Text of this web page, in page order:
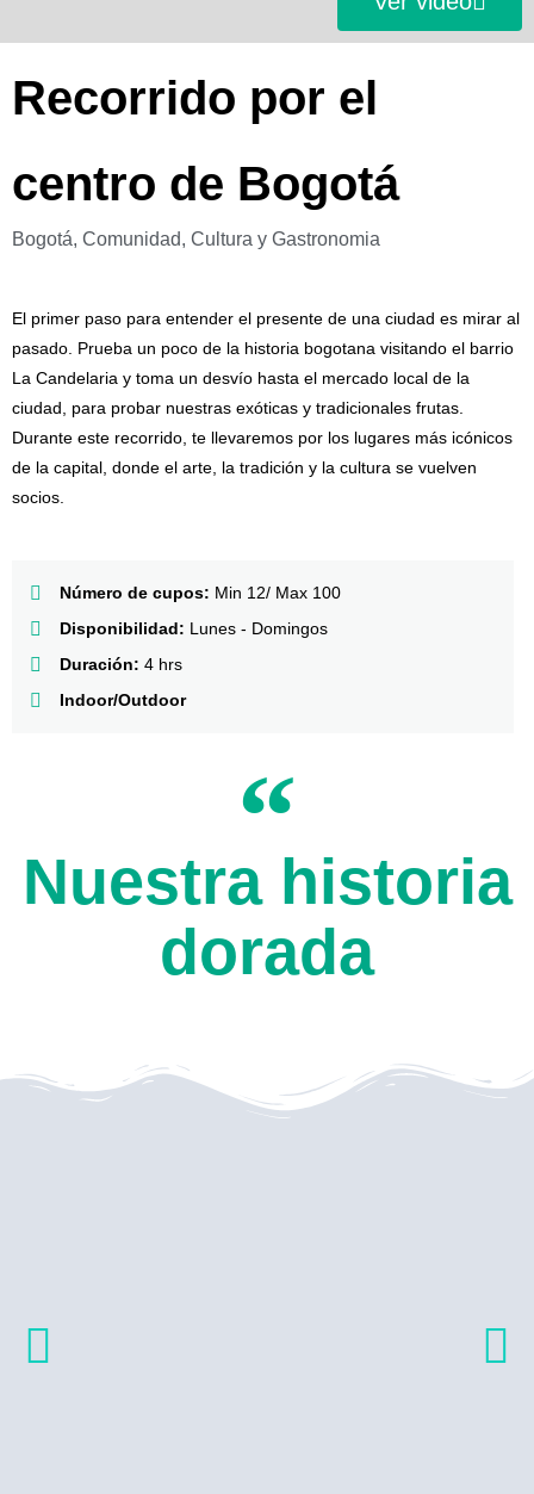
Recorrido por el
centro de Bogotá
Bogotá, Comunidad, Cultura y Gastronomia
El primer paso para entender el presente de una ciudad es mirar al
pasado. Prueba un poco de la historia bogotana visitando el barrio
La Candelaria y toma un desvío hasta el mercado local de la
ciudad, para probar nuestras exóticas y tradicionales frutas.
Durante este recorrido, te llevaremos por los lugares más icónicos
de la capital, donde el arte, la tradición y la cultura se vuelven
socios.
Número de cupos: Min 12/ Max 100
Disponibilidad: Lunes - Domingos
Duración: 4 hrs
Indoor/Outdoor
Nuestra historia
dorada